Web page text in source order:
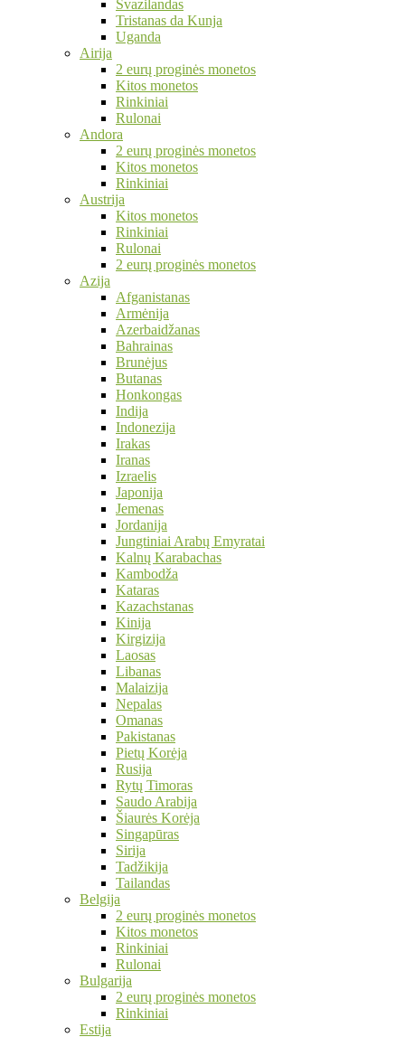
Svazilandas
Tristanas da Kunja
Uganda
Airija
2 eurų proginės monetos
Kitos monetos
Rinkiniai
Rulonai
Andora
2 eurų proginės monetos
Kitos monetos
Rinkiniai
Austrija
Kitos monetos
Rinkiniai
Rulonai
2 eurų proginės monetos
Azija
Afganistanas
Armėnija
Azerbaidžanas
Bahrainas
Brunėjus
Butanas
Honkongas
Indija
Indonezija
Irakas
Iranas
Izraelis
Japonija
Jemenas
Jordanija
Jungtiniai Arabų Emyratai
Kalnų Karabachas
Kambodža
Kataras
Kazachstanas
Kinija
Kirgizija
Laosas
Libanas
Malaizija
Nepalas
Omanas
Pakistanas
Pietų Korėja
Rusija
Rytų Timoras
Saudo Arabija
Šiaurės Korėja
Singapūras
Sirija
Tadžikija
Tailandas
Belgija
2 eurų proginės monetos
Kitos monetos
Rinkiniai
Rulonai
Bulgarija
2 eurų proginės monetos
Rinkiniai
Estija